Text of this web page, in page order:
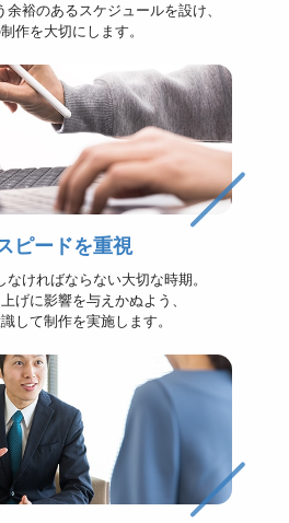
裕のあるスケジュールを設け、
作を大切にします。
ピードを重視
なければならない大切な時期。
げに影響を与えかぬよう、
して制作を実施します。